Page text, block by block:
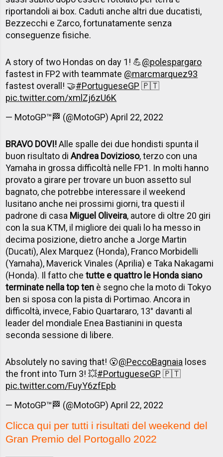
riportandoli ai box. Caduti anche altri due ducatisti,
Bezzecchi e Zarco, fortunatamente senza
conseguenze fisiche.
A story of two Hondas on day 1! 💪@polespargaro
fastest in FP2 with teammate @marcmarquez93
fastest overall! 🤝#PortugueseGP 🇵🇹
pic.twitter.com/xmlZj6zU6K
— MotoGP™🏁 (@MotoGP)April 22, 2022
BRAVO DOVI!Alle spalle dei due hondisti spunta il
buon risultato diAndrea Dovizioso, terzo con una
Yamaha in grossa difficoltà nelle FP1. In molti hanno
provato a girare per trovare un buon assetto sul
bagnato, che potrebbe interessare il weekend
lusitano anche nei prossimi giorni, tra questi il
padrone di casa Miguel Oliveira, autore di oltre 20 giri
con la sua KTM, il migliore dei quali lo ha messo in
decima posizione, dietro anche a Jorge Martin
(Ducati), Alex Marquez (Honda), Franco Morbidelli
(Yamaha), Maverick Vinales (Aprilia) e Taka Nakagami
(Honda). Il fatto chetutte e quattro le Honda siano
terminate nella top ten è segno che la moto di Tokyo
ben si sposa con la pista di Portimao. Ancora in
difficoltà, invece, Fabio Quartararo, 13° davanti al
leader del mondiale Enea Bastianini in questa
seconda sessione di libere.
Absolutely no saving that! 😮@PeccoBagnaia loses
the front into Turn 3! 💥#PortugueseGP 🇵🇹
pic.twitter.com/FuyY6zfEpb
— MotoGP™🏁 (@MotoGP)April 22, 2022
Clicca qui per tutti i risultati del weekend del
Gran Premio del Portogallo 2022